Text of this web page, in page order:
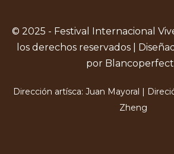
© 2025 - Festival Internacional
los derechos reservados |
por
Dirección artísca: Juan Mayoral |
Zheng